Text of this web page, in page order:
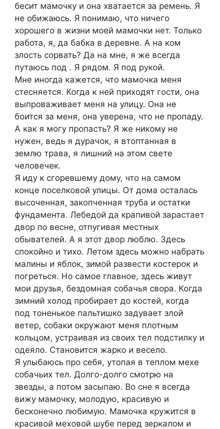
бесит мамочку и она хватается за ремень. Я
не обижаюсь. Я понимаю, что ничего
хорошего в жизни моей мамочки нет. Только
работа, я, да бабка в деревне. А на ком
злость сорвать? Да на мне, я же всегда
путаюсь под . Я рядом. Я под рукой.
Мне иногда кажется, что мамочка меня
стесняется. Когда к ней приходят гости, она
выпроваживает меня на улицу. Она не
боится за меня, она уверена, что не пропаду.
А как я могу пропасть? Я же никому не
нужен, ведь я дурачок, я втоптанная в
землю трава, я лишний на этом свете
человечек.
Я иду к сгоревшему дому, что на самом
конце поселковой улицы. От дома осталась
высоченная, закопченная труба и остатки
фундамента. Лебедой да крапивой зарастает
двор по весне, отпугивая местных
обывателей. А я этот двор люблю. Здесь
спокойно и тихо. Летом здесь можно набрать
малины и яблок, зимой развести костерок и
погреться. Но самое главное, здесь живут
мои друзья, бездомная собачья свора. Когда
зимний холод пробирает до костей, когда
под тоненькое пальтишко задувает злой
ветер, собаки окружают меня плотным
кольцом, устраивая из своих тел подстилку и
одеяло. Становится жарко и весело.
Я улыбаюсь про себя, утопая в теплом мехе
собачьих тел. Долго-долго смотрю на
звезды, а потом засыпаю. Во сне я всегда
вижу мамочку, молодую, красивую и
бесконечно любимую. Мамочка кружится в
красивой меховой шубе перед зеркалом и